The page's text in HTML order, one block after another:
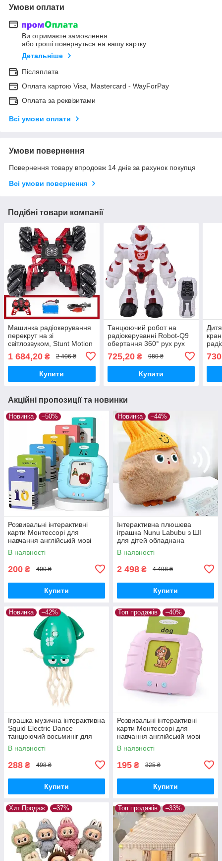
Умови оплати
Ви отримаєте замовлення
або гроші повернуться на вашу картку
Детальніше
Післяплата
Оплата картою Visa, Mastercard - WayForPay
Оплата за реквізитами
Всі умови оплати
Умови повернення
Повернення товару впродовж 14 днів за рахунок покупця
Всі умови повернення
Подібні товари компанії
Машинка радіокерування
перекрут на зі
світлозвуком, Stunt Motion
радіокерування
1 684,20 ₴ 2 406 ₴
Купити
Танцюючий робот на
радіокеруванні Robot-Q9
обертання 360° рух рух
програмування PRC
725,20₴ 980 ₴
Купити
Акційні пропозиції та новинки
Новинка –50%
Розвивальні інтерактивні
карти Монтессорі для
навчання англійській мові
Блакитний
В наявності
200 ₴ 400 ₴
Купити
Новинка –44%
Інтерактивна плюшева
іграшка Nunu Labubu з ШІ
для дітей обладнана
світлодіодними очима та
здатністю адаптувати
В наявності
2 498 ₴ 4 498 ₴
Купити
Новинка –42%
Іграшка музична інтерактивна
Squid Electric Dance
танцюючий восьминіг для
малюків Зелений
В наявності
288 ₴ 498 ₴
Купити
Топ продажів –40%
Розвивальні інтерактивні
карти Монтессорі для
навчання англійській мові
Рожевий
В наявності
195 ₴ 325 ₴
Купити
Хит Продаж –37% Топ продажів –33%